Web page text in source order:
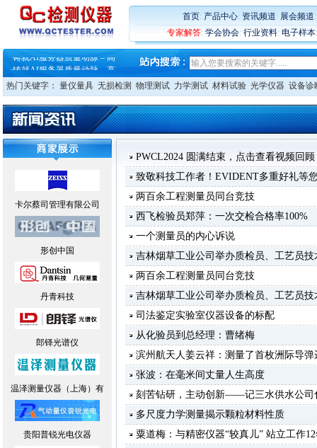
首页: 产品中心: 资讯频道: 展会频道
专家解答: 学会协会: 行业资料: 电子样本
蔡司软件 | 高效变形分析能
·铸就AI服务器质量动脉 – 高
·铸就AI服务器质量动脉 – 高
·ZEISS BOSELLO ADR 让内部缺
·蔡司和亿纬锂能达成战略合作
·蔡司软件 | 高效变形分析能
·铸就AI服务器质量动脉 – 高
·铸就AI服务器质量动脉 – 高
ZEISS BOSELLO ADR 让内部缺
大牌云集 买家升级 ——26
热门关键字： 量仪量具 无损检测 物理测试 力学测试 材料试验 光学仪器 设备诊
卡尔蔡司管理有限公司
形创中国
丹青科技
郎铎光谱仪
温泽测量仪器（上海）有
贵阳普锐光电仪器
PWCL2024 圆满结束，点击查看视频回顾
致敬科技工作者！EVIDENT多重好礼等
两百余工程测量员同台竞技
西飞检验员郑萍：一次交检合格率100%
一个测量员的内心诉说
吉林烟草工业公司举办质检员、工艺员技
两百余工程测量员同台竞技
吉林烟草工业公司举办质检员、工艺员技
司法鉴定实验室仪器设备的标配
从化验员到总经理：曹绪梅
滨州航天人姜云祥：测量了首枚洲际导弹
张波：在毫米间丈量人生高度
刻苦钻研，主动创新——记三水供水公司
多尺度力学测量揭示颗粒材料性质
粟道梅：与精密仪器“较真儿” 站立工作